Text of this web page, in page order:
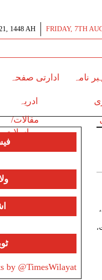
1448 AH FRIDAY, 7TH
نامہ ادارتی صفحہ
ادریہ
مقالات/
مراسلات
by @TimesWilayat